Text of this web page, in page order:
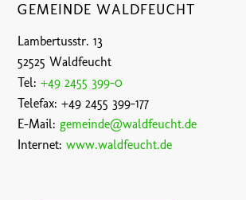
GEMEINDE WALDFEUCHT
Lambertusstr. 13
52525 Waldfeucht
Tel:+49 2455 399-0
Telefax: +49 2455 399-177
E-Mail: gemeinde@waldfeucht.de
Internet:www.waldfeucht.de